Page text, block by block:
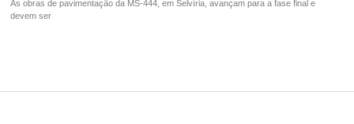
As obras de pavimentação da MS-444, em Selvíria, avançam para a fase final e
devem ser